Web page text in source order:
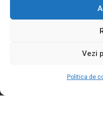
Vezi
Politica de
Website: